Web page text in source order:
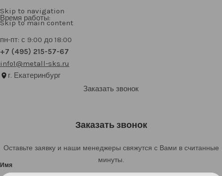
Skip to navigation
Skip to main content
Время работы:
пн-пт: с 9:00 до 18:00
+7 (495) 215-57-67
info1@metall-sks.ru
г. Екатеринбург
Заказать звонок
Заказать звонок
Оставьте заявку и наши менеджеры свяжутся с Вами в считанные
минуты.
Имя